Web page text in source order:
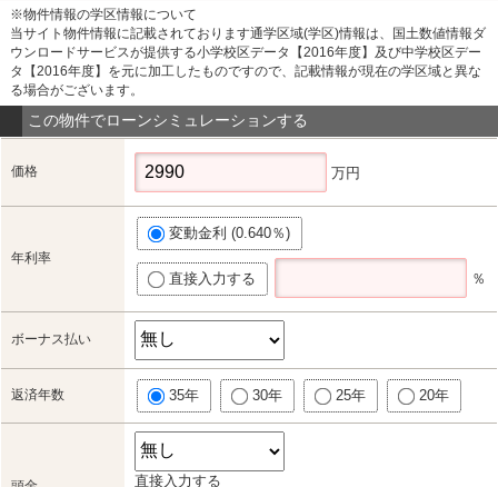
※物件情報の学区情報について
当サイト物件情報に記載されております通学区域(学区)情報は、国土数値情報ダ
ウンロードサービスが提供する小学校区データ【2016年度】及び中学校区デー
タ【2016年度】を元に加工したものですので、記載情報が現在の学区域と異な
る場合がございます。
この物件でローンシミュレーションする
価格 万円
年利率
変動金利 (0.640％)
直接入力する ％
ボーナス払い
返済年数 35年 30年 25年 20年
直接入力する